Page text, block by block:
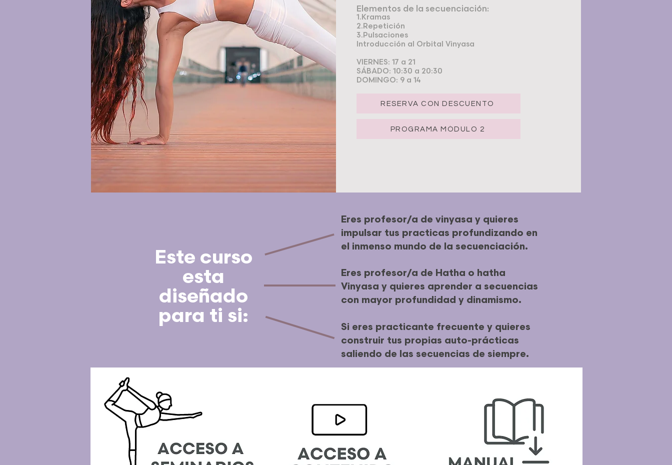
Elementos de la secuenciación:
1.Kramas
2.Repetición
3.Pulsaciones
Introducción al Orbital Vinyasa
VIERNES: 17 a 21
SÁBADO: 10:30 a 20:30
DOMINGO: 9 a 14
RESERVA CON DESCUENTO
PROGRAMA MÓDULO 2
Este curso
esta
diseñado
para ti si:
Eres profesor/a de vinyasa y quieres
impulsar tus practicas profundizando en
el inmenso mundo de la secuenciación.
Eres profesor/a de Hatha o hatha
Vinyasa y quieres aprender a secuencias
con mayor profundidad y dinamismo.
Si eres practicante frecuente y quieres
construir tus propias auto-prácticas
saliendo de las secuencias de siempre.